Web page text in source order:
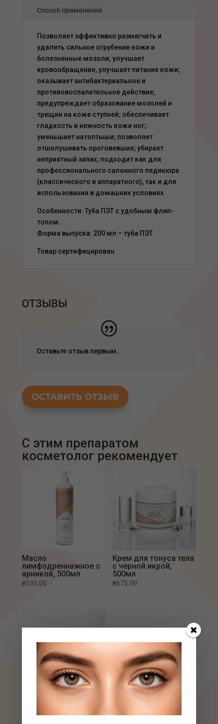
Способ применения
Позволяет эффективно размягчить и
удалить сильное огрубение кожи и
болезненные мозоли; улучшает
кровообращение, улучшает питание кожи;
оказывает антибактериальное и
противовоспалительное действие;
предупреждает образование мозолей и
трещин на коже ступней; обеспечивает
гладкость и нежность кожи ног;
уменьшает натоптыши; позволяет
отшелушивать ороговевшие; убирает
неприятный запах; подходит как для
профессионального салонного педикюра
(классического и аппаратного), так и для
использования в домашних условиях.
Особенности: Туба ПЭТ с удобным флип-
топом.
Форма выпуска: 200 мл – туба ПЭТ.
Товар сертифицирован
ОТЗЫВЫ
Оставьте отзыв первым…
ОСТАВИТЬ ОТЗЫВ
С этим препаратом
Масло
лимфодреннажное с
арникой, 500мл
₴535.00
Крем для тонуса тела
с черной икрой,
500мл
₴675.00
535.00